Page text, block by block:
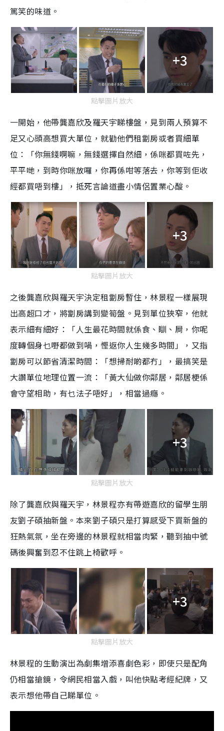
篤笑的味道。
+3
點擊圖片放大
一開始，他帶龔嘉欣及羅天宇睇樓盤，見到兩人預算不
足又心頭高想買大單位，就勸他們租劏房或者買細單
位：「你無錢啊嘛，無錢選擇自然細，係咪都買咗先，
平平哋，到時你咪放囉，你再係咁等落去，你等到佢收
經都買唔到樓」
， 抵死言論道盡小情侶置業心酸 。
+3
點擊圖片放大
之後龔嘉欣與羅天宇決定租劏房暫住，林景程一樣展現
出高超口才，將劏房講到變筍盤。見到單位狹窄，他就
表示細有細好：「人生最花時間就係食、瞓、屙，你呢
度轉個身乜嘢都做到喎，慳返你人生幾多時間」，又指
劏房可以節省清潔時間：「想掃耐啲都冇」，最搞笑是
大讚單位地理位置一流：「黃大仙做你鄰居，鄰居梗係
會守望相助，有乜法子唔好」，相當過癮。
+3
點擊圖片放大
除了龔嘉欣與羅天宇，林景程亦有帶遊嘉欣的留學生朋
友劉子碩抽新盤。本來劉子碩只是打算感受下買新盤的
狂熱氣氛，坐在旁邊的林景程就相當肉緊，聽到抽中號
碼後興奮到忍不住跳上椅歡呼。
+3
點擊圖片放大
林景程的生動演出為劇集增添喜劇色彩，即使只是配角
仍相當搶鏡，令網民相當入戲，叫他快點考經紀牌，又
表示想他帶自己睇單位。